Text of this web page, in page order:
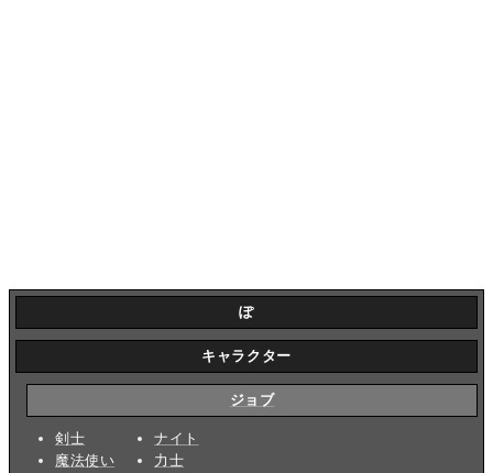
ぽ
キャラクター
ジョブ
剣士
魔法使い
ナイト
力士